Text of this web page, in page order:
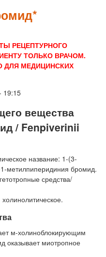
РЕЦЕПТУРНОГО
ТОЛЬКО ВРАЧОМ.
ДЛЯ МЕДИЦИНСКИХ
19:15
вещества
/ Fenpiverinii
название: 1-(3-
метилпиперидиния бромид.
средства/
холинолитическое.
м-холиноблокирующим
оказывает миотропное